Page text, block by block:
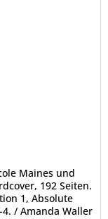
Maines und
192 Seiten.
1, Absolute
/ Amanda Waller